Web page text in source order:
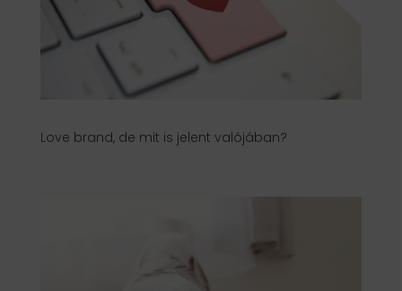
Love brand, de mit is jelent valójában?